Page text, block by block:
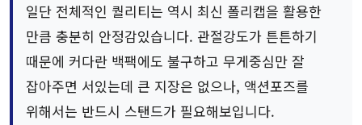
일단 전체적인 퀄리티는 역시 최신 폴리캡을 활용한
만큼 충분히 안정감있습니다. 관절강도가 튼튼하기
때문에 커다란 백팩에도 불구하고 무게중심만 잘
잡아주면 서있는데 큰 지장은 없으나, 액션포즈를
위해서는 반드시 스탠드가 필요해보입니다.